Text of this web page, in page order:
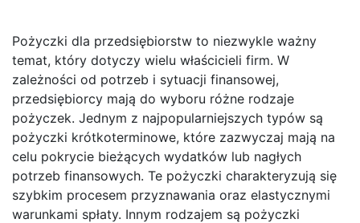
Pożyczki dla przedsiębiorstw to niezwykle ważny
temat, który dotyczy wielu właścicieli firm. W
zależności od potrzeb i sytuacji finansowej,
przedsiębiorcy mają do wyboru różne rodzaje
pożyczek. Jednym z najpopularniejszych typów są
pożyczki krótkoterminowe, które zazwyczaj mają na
celu pokrycie bieżących wydatków lub nagłych
potrzeb finansowych. Te pożyczki charakteryzują się
szybkim procesem przyznawania oraz elastycznymi
warunkami spłaty. Innym rodzajem są pożyczki